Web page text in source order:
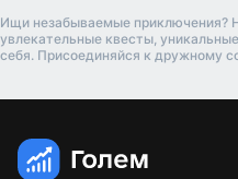
Ищи незабываемые приключения?
увлекательные квесты,
себя. Присоединяйся к дружному